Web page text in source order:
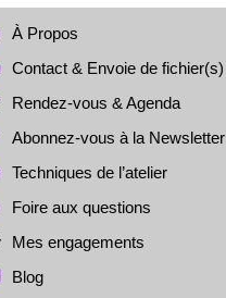
À Propos
Contact & Envoie de fichier(s)
Rendez-vous & Agenda
Abonnez-vous à la Newsletter
Techniques de l’atelier
Foire aux questions
Mes engagements
Blog